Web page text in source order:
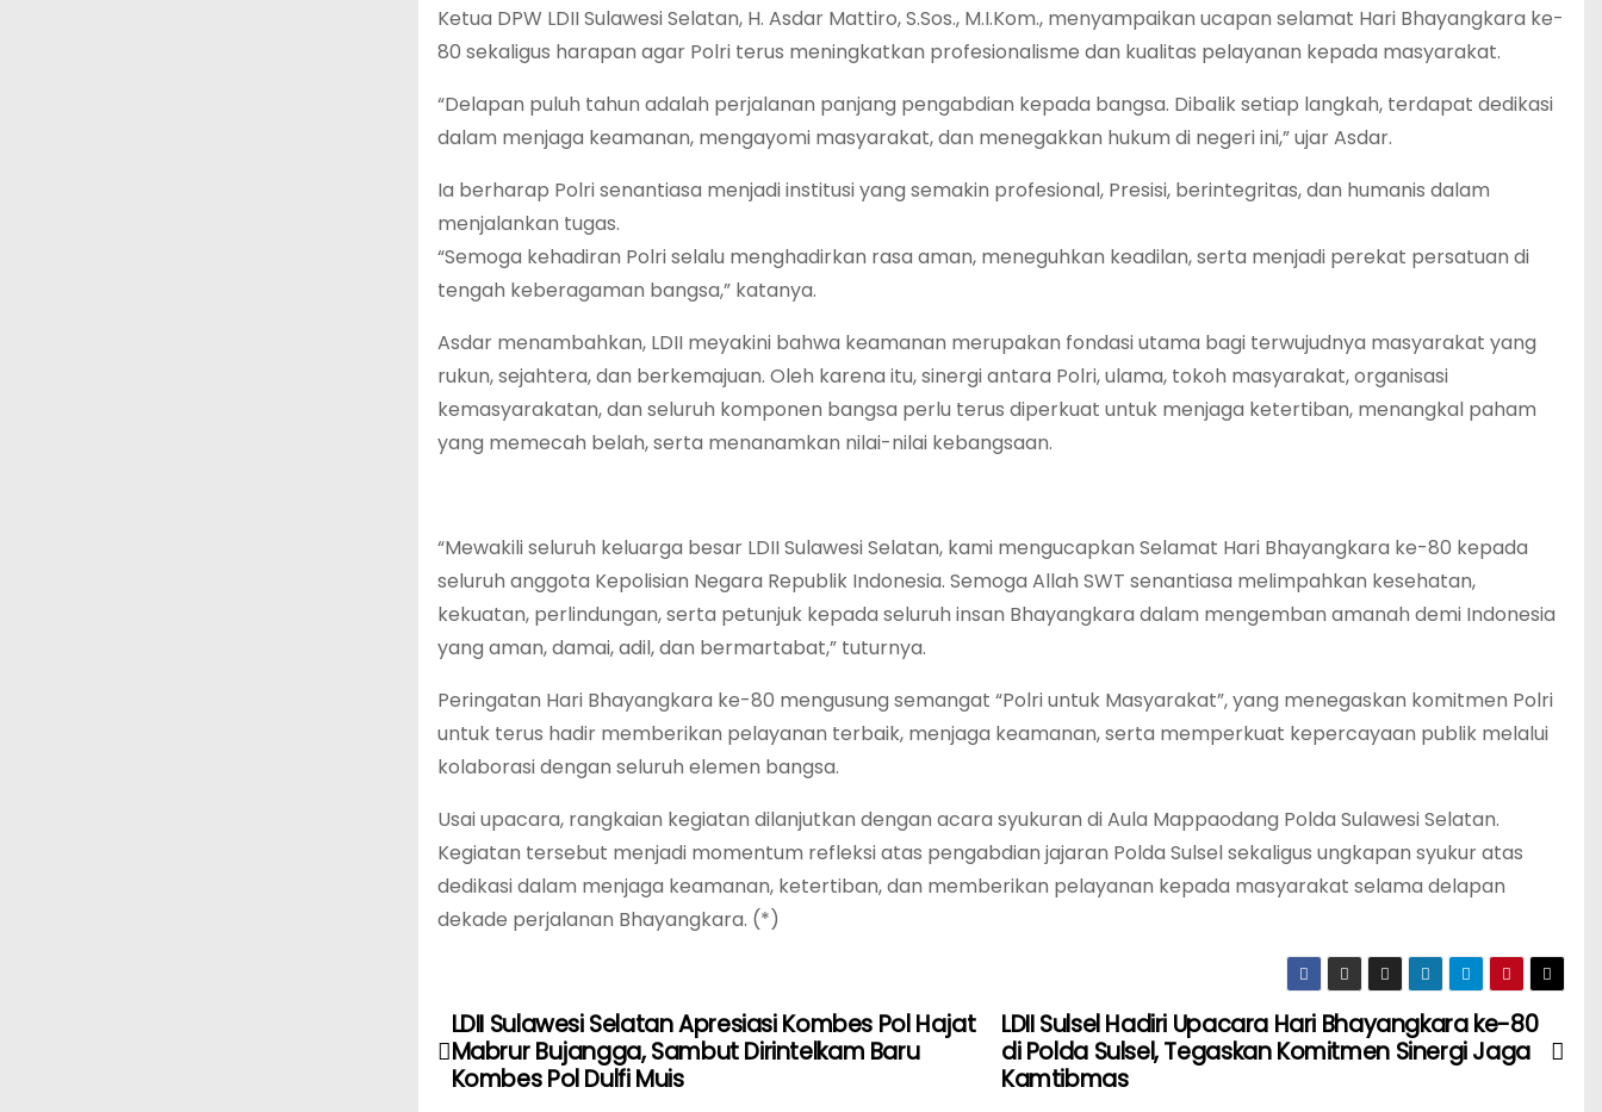
Ketua DPW LDII Sulawesi Selatan, H. Asdar Mattiro, S.Sos., M.I.Kom., menyampaikan ucapan selamat Hari Bhayangkara ke-
80 sekaligus harapan agar Polri terus meningkatkan profesionalisme dan kualitas pelayanan kepada masyarakat.
“Delapan puluh tahun adalah perjalanan panjang pengabdian kepada bangsa. Dibalik setiap langkah, terdapat dedikasi
dalam menjaga keamanan, mengayomi masyarakat, dan menegakkan hukum di negeri ini,” ujar Asdar.
Ia berharap Polri senantiasa menjadi institusi yang semakin profesional, Presisi, berintegritas, dan humanis dalam
menjalankan tugas.
“Semoga kehadiran Polri selalu menghadirkan rasa aman, meneguhkan keadilan, serta menjadi perekat persatuan di
tengah keberagaman bangsa,” katanya.
Asdar menambahkan, LDII meyakini bahwa keamanan merupakan fondasi utama bagi terwujudnya masyarakat yang
rukun, sejahtera, dan berkemajuan. Oleh karena itu, sinergi antara Polri, ulama, tokoh masyarakat, organisasi
kemasyarakatan, dan seluruh komponen bangsa perlu terus diperkuat untuk menjaga ketertiban, menangkal paham
yang memecah belah, serta menanamkan nilai-nilai kebangsaan.
“Mewakili seluruh keluarga besar LDII Sulawesi Selatan, kami mengucapkan Selamat Hari Bhayangkara ke-80 kepada
seluruh anggota Kepolisian Negara Republik Indonesia. Semoga Allah SWT senantiasa melimpahkan kesehatan,
kekuatan, perlindungan, serta petunjuk kepada seluruh insan Bhayangkara dalam mengemban amanah demi Indonesia
yang aman, damai, adil, dan bermartabat,” tuturnya.
Peringatan Hari Bhayangkara ke-80 mengusung semangat “Polri untuk Masyarakat”, yang menegaskan komitmen Polri
untuk terus hadir memberikan pelayanan terbaik, menjaga keamanan, serta memperkuat kepercayaan publik melalui
kolaborasi dengan seluruh elemen bangsa.
Usai upacara, rangkaian kegiatan dilanjutkan dengan acara syukuran di Aula Mappaodang Polda Sulawesi Selatan.
Kegiatan tersebut menjadi momentum refleksi atas pengabdian jajaran Polda Sulsel sekaligus ungkapan syukur atas
dedikasi dalam menjaga keamanan, ketertiban, dan memberikan pelayanan kepada masyarakat selama delapan
dekade perjalanan Bhayangkara. (*)
N
a
LDII Sulsel Hadiri Upacara Hari Bhayangkara ke-80
di Polda Sulsel, Tegaskan Komitmen Sinergi Jaga
Kamtibmas
LDII Sulawesi Selatan Apresiasi Kombes Pol Hajat
Mabrur Bujangga, Sambut Dirintelkam Baru
Kombes Pol Dulfi Muis